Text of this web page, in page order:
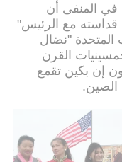
في المنفى أن
قداسته مع الرئيس"
المتحدة "نضال
القرن
إن بكين تقمع
الصين.